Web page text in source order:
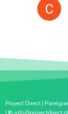
Project Direct |